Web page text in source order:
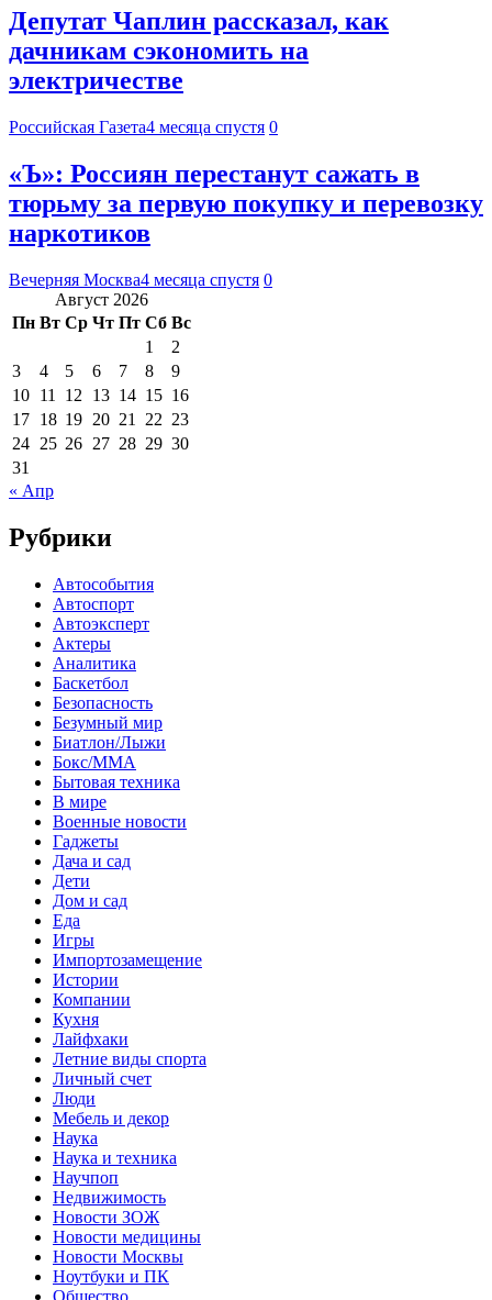
Депутат Чаплин рассказал, как
дачникам сэкономить на
электричестве
Российская Газета4 месяца спустя 0
«Ъ»: Россиян перестанут сажать в
тюрьму за первую покупку и перевозку
наркотиков
Вечерняя Москва4 месяца спустя 0
Август 2026
Пн Вт Ср Чт Пт Сб Вс
1
2
3
4 5 6 7 8
9
10 11 12 13 14 15 16
17 18 19 20 21 22 23
24 25 26 27 28 29 30
31
« Апр
Рубрики
Автособытия
Автоспорт
Автоэксперт
Актеры
Аналитика
Баскетбол
Безопасность
Безумный мир
Биатлон/Лыжи
Бокс/MMA
Бытовая техника
В мире
Военные новости
Гаджеты
Дача и сад
Дети
Дом и сад
Еда
Игры
Импортозамещение
Истории
Компании
Кухня
Лайфхаки
Летние виды спорта
Личный счет
Люди
Мебель и декор
Наука
Наука и техника
Научпоп
Недвижимость
Новости ЗОЖ
Новости медицины
Новости Москвы
Ноутбуки и ПК
Общество